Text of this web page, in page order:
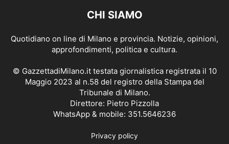
CHI SIAMO
Quotidiano on line di Milano e provincia. Notizie, opinioni,
approfondimenti, politica e cultura.
© GazzettadiMilano.it testata giornalistica registrata il 10
Maggio 2023 al n.58 del registro della Stampa del
Tribunale di Milano.
Direttore: Pietro Pizzolla
WhatsApp & mobile: 351.5646236
Privacy policy